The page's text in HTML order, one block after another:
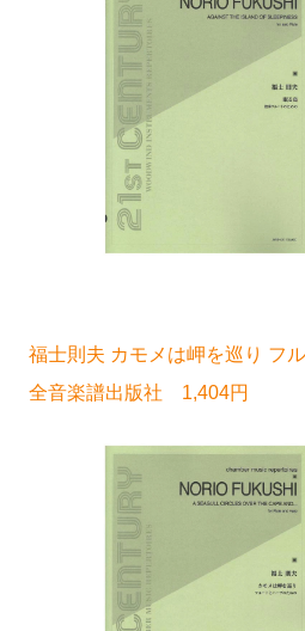
福士則夫 カモメは岬を巡り フ
全音楽譜出版社 1,404円